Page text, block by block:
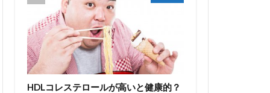
HDLコレステロールが高いと健康的？